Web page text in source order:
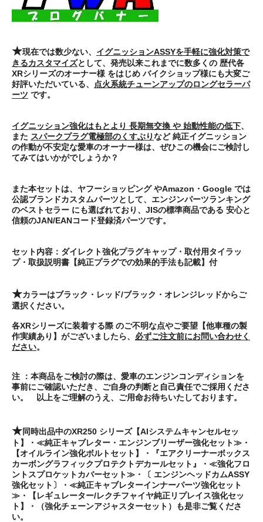
★現在では数少ない、 イグニッションASSYを手軽に強化対策で
きるカスタマイズとして、発売以来これまでに数多くの 歴代各
XRシリーズのオーナー様 をはじめ バイクショップ様にも大変ご
好評いただいている、
点火系統チューンアップのロングセラーパ
ーツ です。
イグニッション強化はもとより 長期無交換 や 始動性能の低下、
また スパークプラグ電極部のくすぶりなど純正イグニッション
の作動が不安定な愛車のオーナー様は、ぜひこの機会にご検討し
てみてはいかがでしょうか？
また本セットは、ヤフーショッピング やAmazon・Google では
公認ブランドカスタムパーツとして、エンジンパーツランキング
のベストセラー にも選ばれており、 JISの標準商品である 安心と
信頼のJAN/EANコード登録済パーツです。
セット内容：ダイレクト強化プラグキャップ・取付用タイラッ
プ・取扱説明書【純正プラグでの効果的手法も記載】付
★カラーはブラック・レッド/ブラック・オレンジレッドからご
選択ください。
各XRシリーズに装着する際 のご不明な点やご要望【他車種の製
作実績あり】がございましたら、 必ずご注文前にお問い合わせく
ださい。
注 ：本商品をご検討の際は、 愛車のエンジンコンディションを
事前にご確認いただき、 ご自身の判断と自己責任でご採用くださ
い。 以上をご理解のうえ、ご用命お待ちいたしております。
★同時出品中のXR250 シリーズ【AIシステムキャンセルセッ
ト】・≪純正キャブレター・エンジンブリーザー強化セット≫・
【オイルライン強化ボルトセット】・『エアクリーナーボックス
カーボングラフィックプロテクトデカールセット』・≪強化フロ
ントスプロケットカバーセット≫・〔 エンジンヘッドカムASSY
強化セット〕・≪純正キャブレターインナーパーツ強化セット
≫・【レギュレーター/レクチフャイヤ純正リプレイス強化セッ
ト】・（強化チェーンアジャスターセット）
も是非ご覧くださ
い。